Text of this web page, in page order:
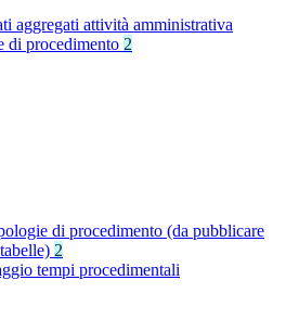
aggregati attività amministrativa
di procedimento 2
di procedimento (da pubblicare
2
tempi procedimentali